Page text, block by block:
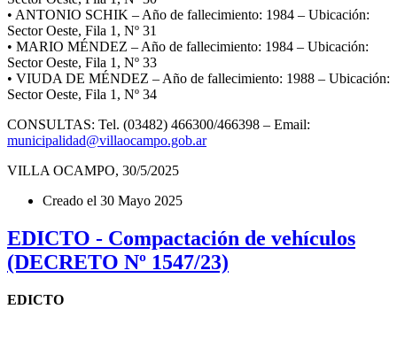
• ANTONIO SCHIK – Año de fallecimiento: 1984 – Ubicación:
Sector Oeste, Fila 1, Nº 31
• MARIO MÉNDEZ – Año de fallecimiento: 1984 – Ubicación:
Sector Oeste, Fila 1, Nº 33
• VIUDA DE MÉNDEZ – Año de fallecimiento: 1988 – Ubicación:
Sector Oeste, Fila 1, Nº 34
CONSULTAS: Tel. (03482) 466300/466398 – Email:
municipalidad@villaocampo.gob.ar
VILLA OCAMPO, 30/5/2025
Creado el 30 Mayo 2025
EDICTO - Compactación de vehículos
(DECRETO Nº 1547/23)
EDICTO